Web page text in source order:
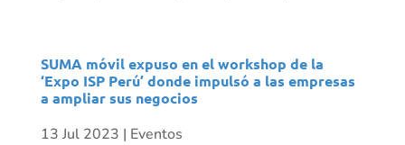
SUMA móvil expuso en el workshop de la
‘Expo ISP Perú’ donde impulsó a las empresas
a ampliar sus negocios
13 Jul 2023 | Eventos